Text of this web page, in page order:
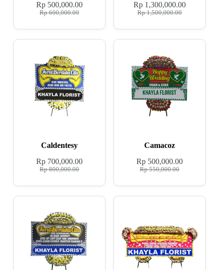
Rp600,000.00
Rp500,000.00
Rp1,500,000.00
Rp 1,300,000.00
Caldentesy
Rp800,000.00
Rp700,000.00
Camacoz
Rp550,000.00
Rp 500,000.00